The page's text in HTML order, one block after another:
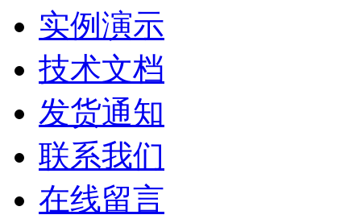
实例演示
技术文档
发货通知
联系我们
在线留言